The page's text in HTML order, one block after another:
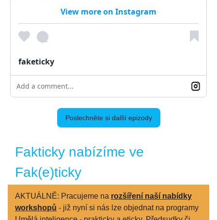
View more on Instagram
faketicky
Add a comment...
Poslechněte si další epizody
Fakticky nabízíme ve
Fak(e)ticky
AKTUÁLNĚ: Pracujeme na rozšíření naší nabídky
workshopů - již nyní si nás lze objednat na programy